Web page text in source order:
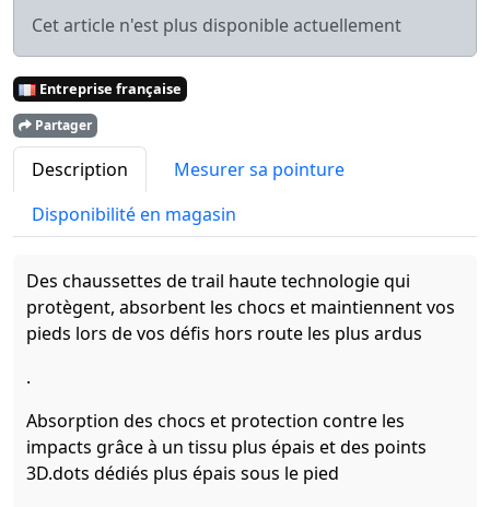
Cet article n'est plus disponible actuellement
Entreprise française
Partager
Description
Mesurer sa pointure
Disponibilité en magasin
Des chaussettes de trail haute technologie qui
protègent, absorbent les chocs et maintiennent vos
pieds lors de vos défis hors route les plus ardus
.
Absorption des chocs et protection contre les
impacts grâce à un tissu plus épais et des points
3D.dots dédiés plus épais sous le pied